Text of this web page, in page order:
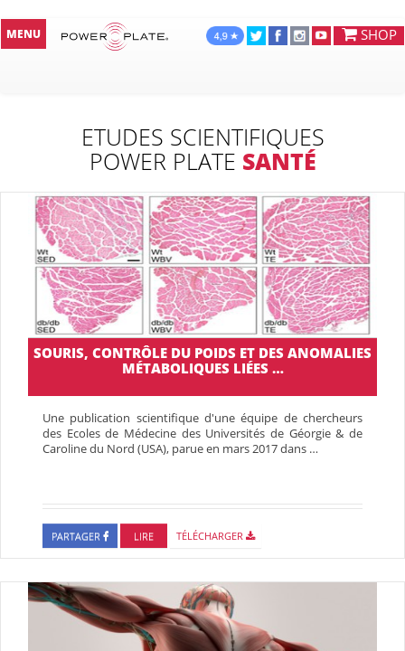
SHOP
MENU
ETUDES SCIENTIFIQUES
POWER PLATE SANTÉ
SOURIS, CONTRÔLE DU POIDS ET DES ANOMALIES
MÉTABOLIQUES LIÉES …
Une publication scientifique d'une équipe de chercheurs
des Ecoles de Médecine des Universités de Géorgie & de
Caroline du Nord (USA), parue en mars 2017 dans …
PARTAGER LIRE TÉLÉCHARGER